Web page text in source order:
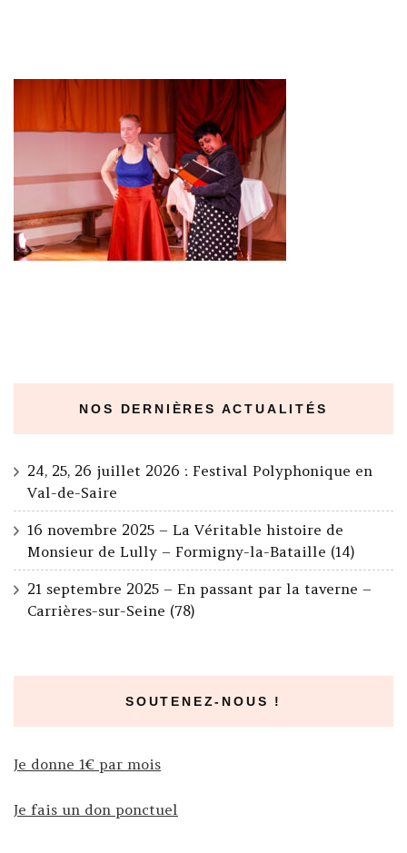
NOS DERNIÈRES ACTUALITÉS
24, 25, 26 juillet 2026 : Festival Polyphonique en
Val-de-Saire
16 novembre 2025 – La Véritable histoire de
Monsieur de Lully – Formigny-la-Bataille (14)
21 septembre 2025 – En passant par la taverne –
Carrières-sur-Seine (78)
SOUTENEZ-NOUS !
Je donne 1€ par mois
Je fais un don ponctuel